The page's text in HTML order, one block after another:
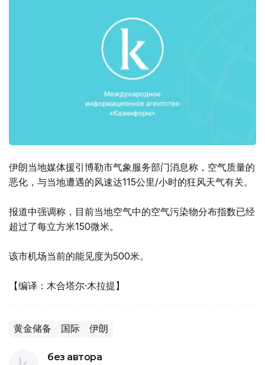
伊朗当地媒体援引博勒市气象服务部门消息称，空气质量的
恶化，与当地遭遇的风速达115公里/小时的狂风天气有关。
报道中强调称，目前当地空气中的空气污染物分布指数已经
超过了每立方米150微米。
该市机场当前的能见度为500米。
【编译：木合塔尔·木拉提】
黄金储备 国际 伊朗
без автора